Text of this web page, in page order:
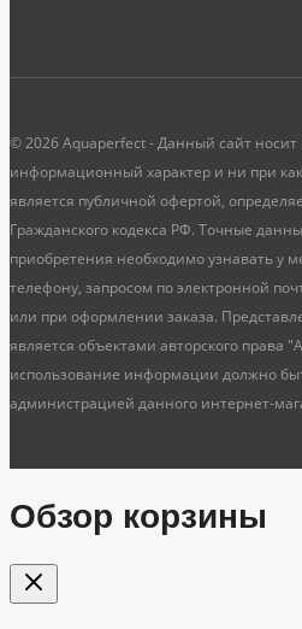
© 2026 Aquaperfect - Данный сайт
информационный характер и ни при
является публичной офертой,
Гражданского кодекса РФ. Точные
приобретения необходимо узнавать у
телефону, запросом по электронной
или при оформлении заказа.
является объектами авторского права
использование информации должно
администрацией данного интернет-
Обзор корзины